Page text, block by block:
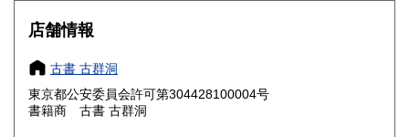
大阪府
奈良県
鳥取県
店舗情報
古書 古群洞
東京都公安委員会許可第304428100004号
書籍商 古書 古群洞